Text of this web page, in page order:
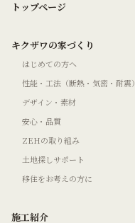
トップページ
キクザワの家づくり
はじめての方へ
性能・工法（断熱・気密・耐震）
デザイン・素材
安心・品質
ZEHの取り組み
土地探しサポート
移住をお考えの方に
施工紹介